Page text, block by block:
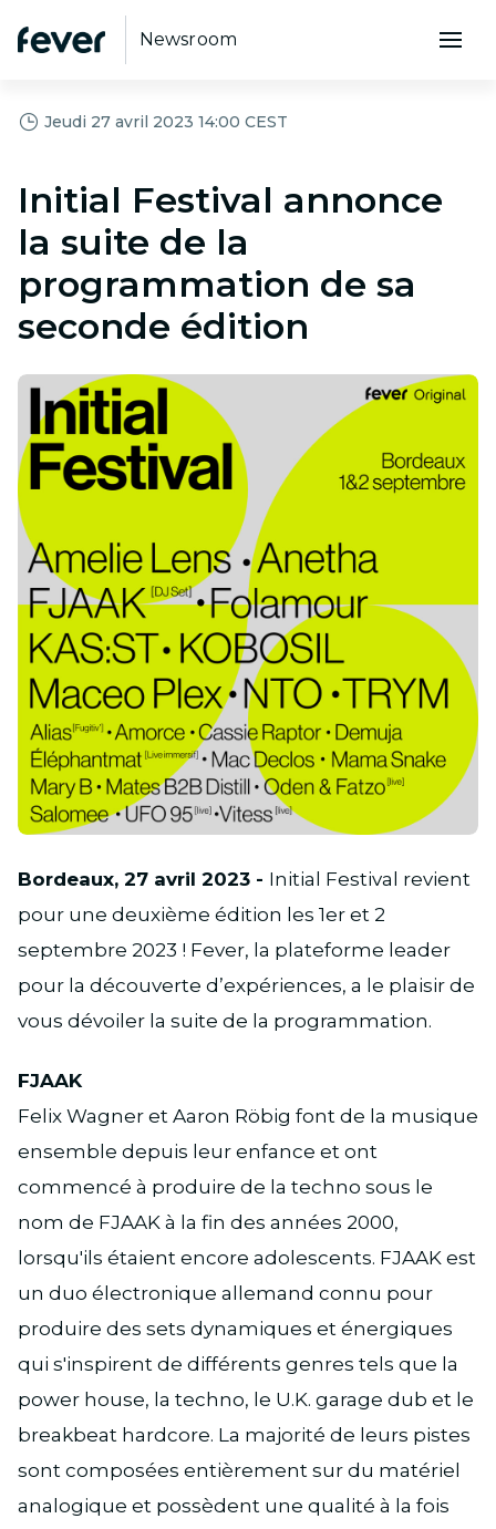
Newsroom
Jeudi 27 avril 2023 14:00 CEST
Initial Festival annonce
la suite de la
programmation de sa
seconde édition
JPG
Bordeaux, 27 avril 2023 - Initial Festival revient
pour une deuxième édition les 1er et 2
septembre 2023 ! Fever, la plateforme leader
pour la découverte d’expériences, a le plaisir de
vous dévoiler la suite de la programmation.
FJAAK
Felix Wagner et Aaron Röbig font de la musique
ensemble depuis leur enfance et ont
commencé à produire de la techno sous le
nom de FJAAK à la fin des années 2000,
lorsqu'ils étaient encore adolescents. FJAAK est
un duo électronique allemand connu pour
produire des sets dynamiques et énergiques
qui s'inspirent de différents genres tels que la
power house, la techno, le U.K. garage dub et le
breakbeat hardcore. La majorité de leurs pistes
sont composées entièrement sur du matériel
analogique et possèdent une qualité à la fois